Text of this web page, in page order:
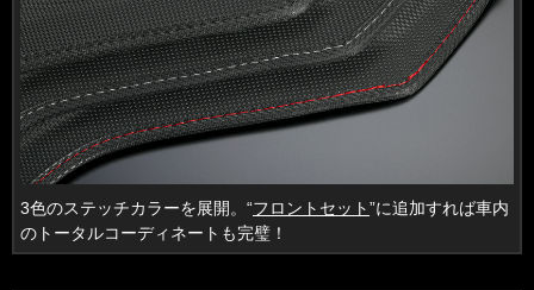
3色のステッチカラーを展開。“フロントセット”に追加すれば車内
のトータルコーディネートも完璧！